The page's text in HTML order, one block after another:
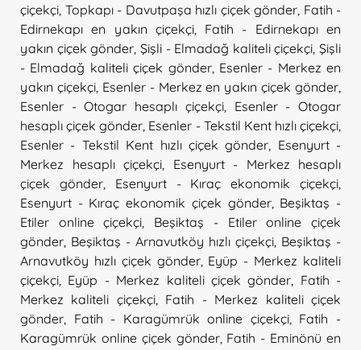
çiçekçi Topkapı - Davutpaşa hızlı çiçek gönder Fatih -
Edirnekapı en yakın çiçekçi, Fatih - Edirnekapı en
yakın çiçek gönder Şişli - Elmadağ kaliteli çiçekçi Şişli
- Elmadağ kaliteli çiçek gönder, Esenler - Merkez en
yakın çiçekçi, Esenler - Merkez en yakın çiçek gönder
Esenler - Otogar hesaplı çiçekçi, Esenler - Otogar
hesaplı çiçek gönder Esenler - Tekstil Kent hızlı çiçekçi
Esenler - Tekstil Kent hızlı çiçek gönder
Esenyurt -
Merkez hesaplı çiçekçi
Esenyurt - Merkez hesaplı
çiçek gönder, Esenyurt - Kıraç ekonomik çiçekçi
Esenyurt - Kıraç ekonomik çiçek gönder, Beşiktaş -
Etiler online çiçekçi
Beşiktaş - Etiler online çiçek
gönder Beşiktaş - Arnavutköy hızlı çiçekçi Beşiktaş -
Arnavutköy hızlı çiçek gönder, Eyüp - Merkez kaliteli
çiçekçi Eyüp - Merkez kaliteli çiçek gönder
Fatih -
Merkez kaliteli çiçekçi, Fatih - Merkez kaliteli çiçek
gönder
Fatih - Karagümrük online çiçekçi, Fatih -
Karagümrük online çiçek gönder, Fatih - Eminönü en